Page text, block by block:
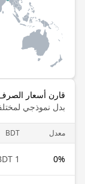
قارن أسعار الصرف
بدل نموذجي
معدل BDT
0%
1 BDT